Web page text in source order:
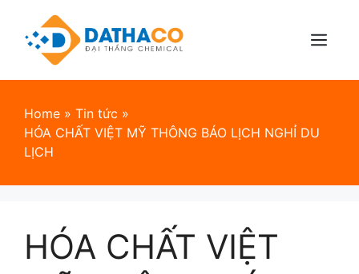
content
Menu
Home » Tin tức »
HÓA CHẤT VIỆT MỸ THÔNG BÁO LỊCH NGHỈ DU
LỊCH
HÓA CHẤT VIỆT